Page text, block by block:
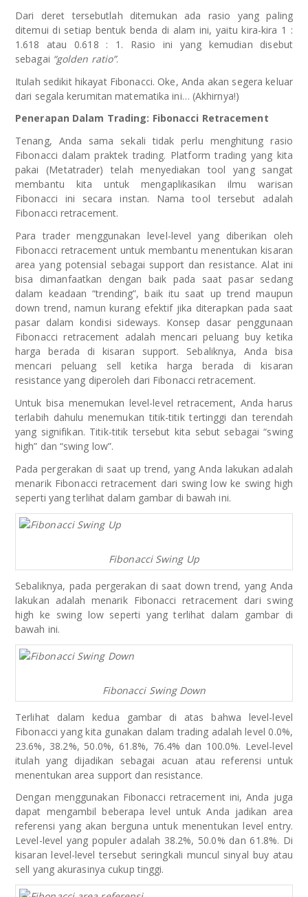
Dari deret tersebutlah ditemukan ada rasio yang paling
ditemui di setiap bentuk benda di alam ini, yaitu kira-kira 1 :
1.618 atau 0.618 : 1. Rasio ini yang kemudian disebut
sebagai “golden ratio”.
Itulah sedikit hikayat Fibonacci. Oke, Anda akan segera keluar
dari segala kerumitan matematika ini… (Akhirnya!)
Penerapan Dalam Trading: Fibonacci Retracement
Tenang, Anda sama sekali tidak perlu menghitung rasio
Fibonacci dalam praktek trading. Platform trading yang kita
pakai (Metatrader) telah menyediakan tool yang sangat
membantu kita untuk mengaplikasikan ilmu warisan
Fibonacci ini secara instan. Nama tool tersebut adalah
Fibonacci retracement.
Para trader menggunakan level-level yang diberikan oleh
Fibonacci retracement untuk membantu menentukan kisaran
area yang potensial sebagai support dan resistance. Alat ini
bisa dimanfaatkan dengan baik pada saat pasar sedang
dalam keadaan “trending”, baik itu saat up trend maupun
down trend, namun kurang efektif jika diterapkan pada saat
pasar dalam kondisi sideways. Konsep dasar penggunaan
Fibonacci retracement adalah mencari peluang buy ketika
harga berada di kisaran support. Sebaliknya, Anda bisa
mencari peluang sell ketika harga berada di kisaran
resistance yang diperoleh dari Fibonacci retracement.
Untuk bisa menemukan level-level retracement, Anda harus
terlabih dahulu menemukan titik-titik tertinggi dan terendah
yang signifikan. Titik-titik tersebut kita sebut sebagai “swing
high” dan “swing low”.
Pada pergerakan di saat up trend, yang Anda lakukan adalah
menarik Fibonacci retracement dari swing low ke swing high
seperti yang terlihat dalam gambar di bawah ini.
Fibonacci Swing Up
Sebaliknya, pada pergerakan di saat down trend, yang Anda
lakukan adalah menarik Fibonacci retracement dari swing
high ke swing low seperti yang terlihat dalam gambar di
bawah ini.
Fibonacci Swing Down
Terlihat dalam kedua gambar di atas bahwa level-level
Fibonacci yang kita gunakan dalam trading adalah level 0.0%,
23.6%, 38.2%, 50.0%, 61.8%, 76.4% dan 100.0%. Level-level
itulah yang dijadikan sebagai acuan atau referensi untuk
menentukan area support dan resistance.
Dengan menggunakan Fibonacci retracement ini, Anda juga
dapat mengambil beberapa level untuk Anda jadikan area
referensi yang akan berguna untuk menentukan level entry.
Level-level yang populer adalah 38.2%, 50.0% dan 61.8%. Di
kisaran level-level tersebut seringkali muncul sinyal buy atau
sell yang akurasinya cukup tinggi.